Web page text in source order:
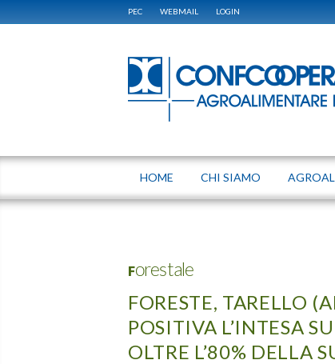
PEC WEBMAIL LOGIN
HOME CHI SIAMO
Forestale
FORESTE, TARELLO
POSITIVA L’INTESA
OLTRE L’80% DELLA